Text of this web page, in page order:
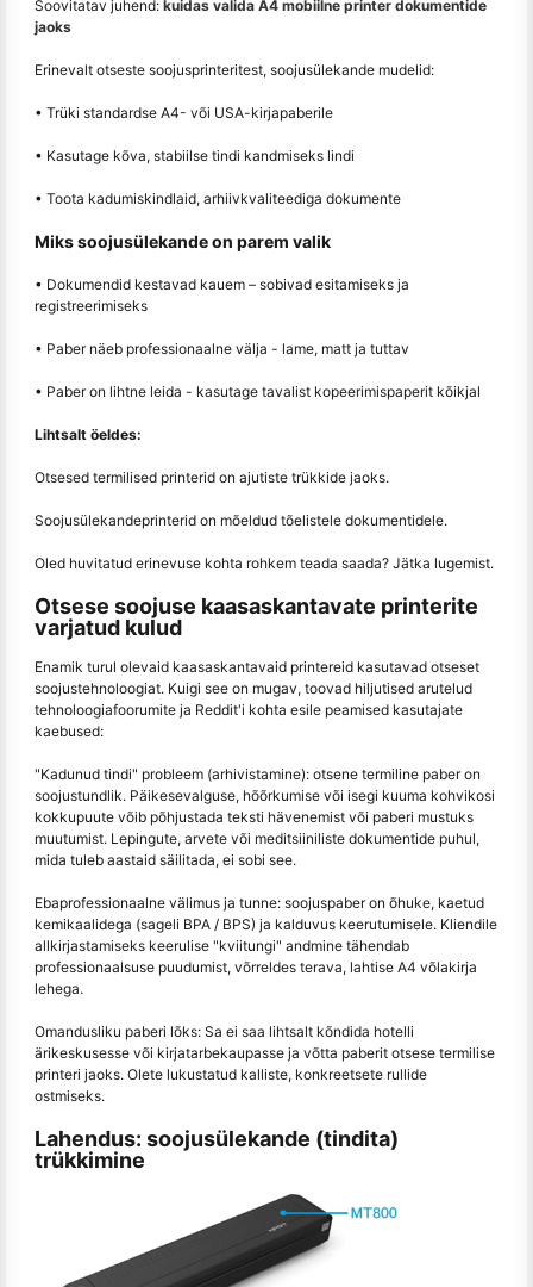
Soovitatav juhend: kuidas valida A4 mobiilne printer dokumentide
jaoks
Erinevalt otseste soojusprinteritest, soojusülekande mudelid:
• Trüki standardse A4- või USA-kirjapaberile
• Kasutage kõva, stabiilse tindi kandmiseks lindi
• Toota kadumiskindlaid, arhiivkvaliteediga dokumente
Miks soojusülekande on parem valik
• Dokumendid kestavad kauem – sobivad esitamiseks ja
registreerimiseks
• Paber näeb professionaalne välja - lame, matt ja tuttav
• Paber on lihtne leida - kasutage tavalist kopeerimispaperit kõikjal
Lihtsalt öeldes:
Otsesed termilised printerid on ajutiste trükkide jaoks.
Soojusülekandeprinterid on mõeldud tõelistele dokumentidele.
Oled huvitatud erinevuse kohta rohkem teada saada? Jätka lugemist.
Otsese soojuse kaasaskantavate printerite
varjatud kulud
Enamik turul olevaid kaasaskantavaid printereid kasutavad otseset
soojustehnoloogiat. Kuigi see on mugav, toovad hiljutised arutelud
tehnoloogiafoorumite ja Reddit'i kohta esile peamised kasutajate
kaebused:
"Kadunud tindi" probleem (arhivistamine): otsene termiline paber on
soojustundlik. Päikesevalguse, hõõrkumise või isegi kuuma kohvikosi
kokkupuute võib põhjustada teksti hävenemist või paberi mustuks
muutumist. Lepingute, arvete või meditsiiniliste dokumentide puhul,
mida tuleb aastaid säilitada, ei sobi see.
Ebaprofessionaalne välimus ja tunne: soojuspaber on õhuke, kaetud
kemikaalidega (sageli BPA / BPS) ja kalduvus keerutumisele. Kliendile
allkirjastamiseks keerulise "kviitungi" andmine tähendab
professionaalsuse puudumist, võrreldes terava, lahtise A4 võlakirja
lehega.
Omandusliku paberi lõks: Sa ei saa lihtsalt kõndida hotelli
ärikeskusesse või kirjatarbekaupasse ja võtta paberit otsese termilise
printeri jaoks. Olete lukustatud kalliste, konkreetsete rullide
ostmiseks.
Lahendus: soojusülekande (tindita)
trükkimine